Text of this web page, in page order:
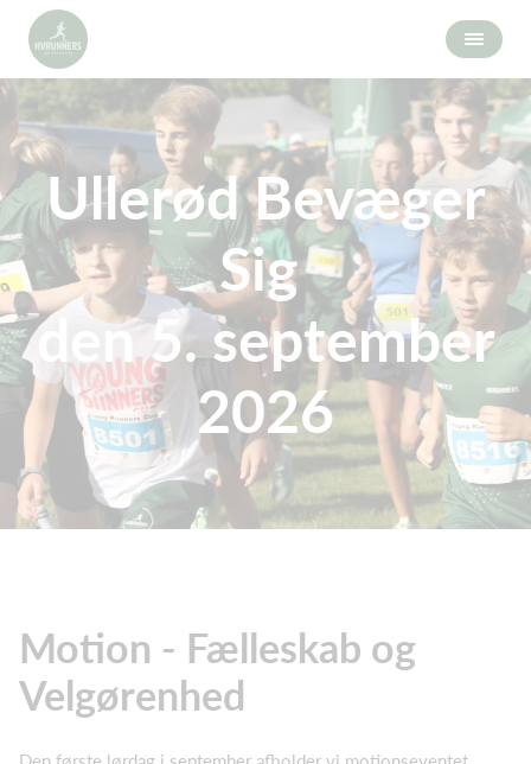
Ullerød Bevæger
Sig
den 5. september
2026
Motion - Fælleskab og
Velgørenhed